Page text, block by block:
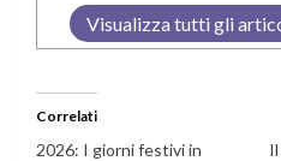
Visualizza tutti gli
Correlati
2026: I giorni festivi in